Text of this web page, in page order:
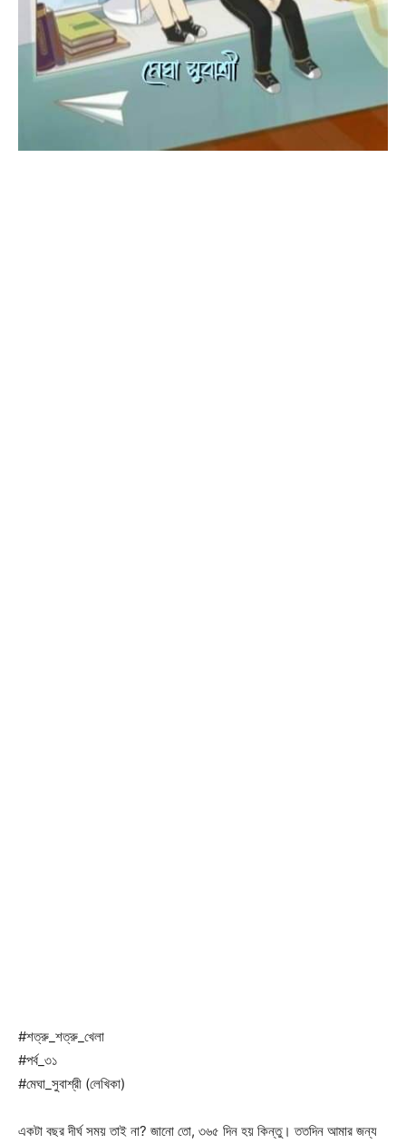
#শত্রু_শত্রু_খেলা
#পর্ব_৩১
#মেঘা_সুবাশ্রী (লেখিকা)
একটা বছর দীর্ঘ সময় তাই না? জানো তো, ৩৬৫ দিন হয় কিন্তু। ততদিন আমার জন্য